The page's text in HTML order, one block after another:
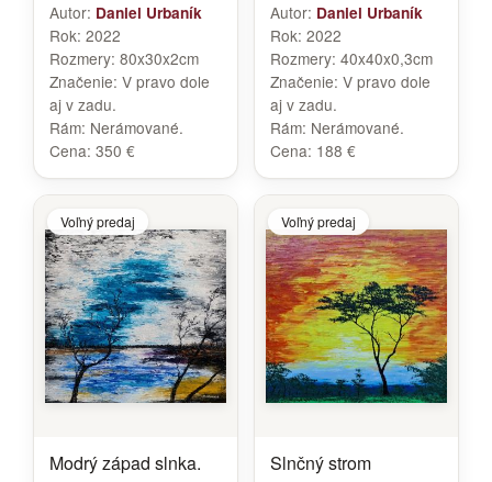
Autor: Daniel Urbaník
Rok: 2022
Rozmery: 80x30x2cm
Značenie: V pravo dole
aj v zadu.
Rám: Nerámované.
Cena: 350 €
Autor: Daniel Urbaník
Rok: 2022
Rozmery: 40x40x0,3cm
Značenie: V pravo dole
aj v zadu.
Rám: Nerámované.
Cena: 188 €
Voľný predaj
Modrý západ slnka.
Voľný predaj
Slnčný strom